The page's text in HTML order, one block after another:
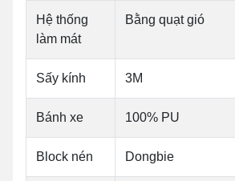
Hệ thống
làm mát
Bằng quạt gió
Sấy kính 3M
Bánh xe 100% PU
Block nén Dongbie